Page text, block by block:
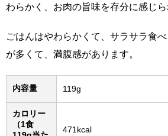
わらかく、お肉の旨味を存分に感じら
ごはんはやわらかくて、サラサラ食
が多くて、満腹感があります。
内容量 119g
カロリー
（1食
471kcal